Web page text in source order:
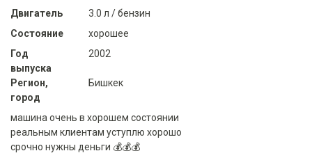
Двигатель
3.0 л / бензин
Состояние
хорошее
Год
выпуска
2002
Регион,
город
Бишкек
машина очень в хорошем состоянии
реальным клиентам уступлю хорошо
срочно нужны деньги 💰💰💰